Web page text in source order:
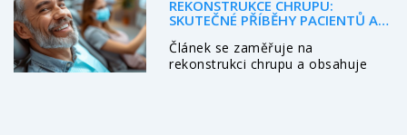
REKONSTRUKCE CHRUPU:
SKUTEČNÉ PŘÍBĚHY PACIENTŮ A
Článek se zaměřuje na
rekonstrukci chrupu a obsahuje